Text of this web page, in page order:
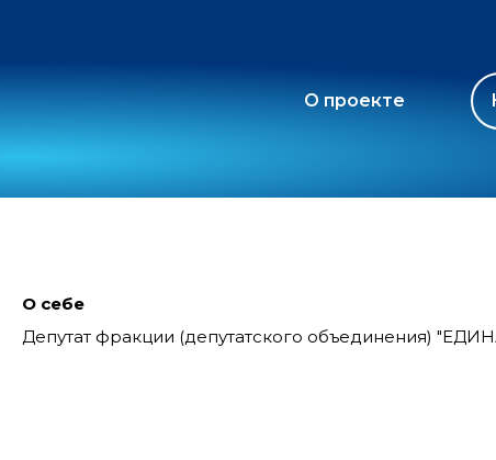
О проекте
О себе
Депутат фракции (депутатского объединения)